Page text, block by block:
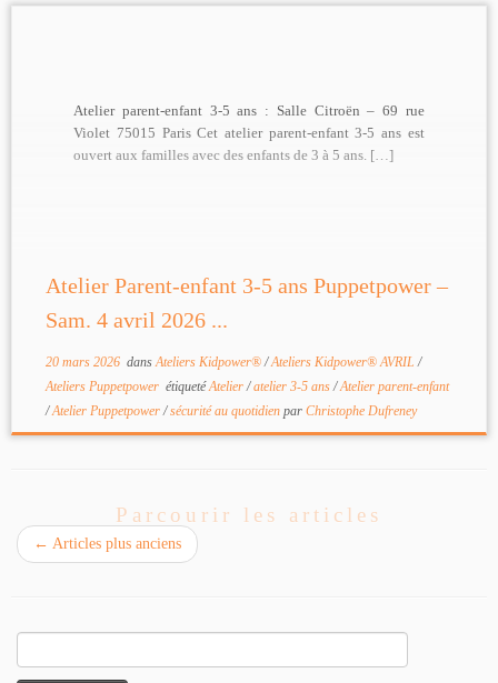
Atelier parent-enfant 3-5 ans : Salle Citroën – 69 rue
Violet 75015 Paris Cet atelier parent-enfant 3-5 ans est
ouvert aux familles avec des enfants de 3 à 5 ans. […]
Atelier Parent-enfant 3-5 ans Puppetpower –
Sam. 4 avril 2026 ...
20 mars 2026dansAteliers Kidpower®/Ateliers Kidpower® AVRIL/
Ateliers Puppetpower étiquetéAtelier/atelier 3-5 ans/Atelier parent-enfant
/Atelier Puppetpower/sécurité au quotidien par Christophe Dufreney
Parcourir les articles
← Articles plus anciens